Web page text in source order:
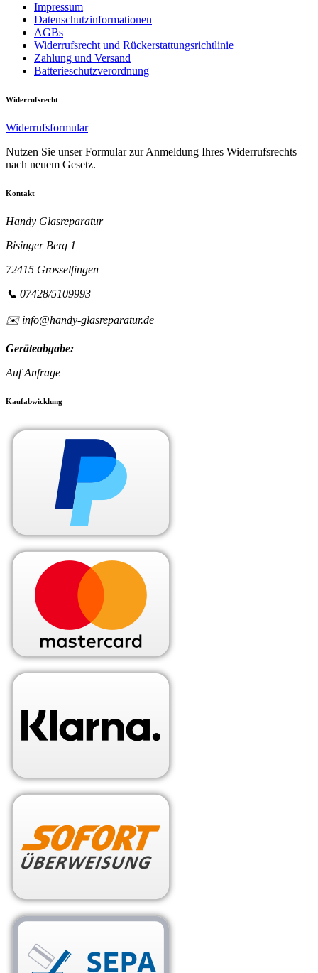
Impressum
Datenschutzinformationen
AGBs
Widerrufsrecht und Rückerstattungsrichtlinie
Zahlung und Versand
Batterieschutzverordnung
Widerrufsrecht
Widerrufsformular
Nutzen Sie unser Formular zur Anmeldung Ihres Widerrufsrechts
nach neuem Gesetz.
Kontakt
Handy Glasreparatur
Bisinger Berg 1
72415 Grosselfingen
📞 07428/5109993
✉️ info@handy-glasreparatur.de
Geräteabgabe:
Auf Anfrage
Kaufabwicklung